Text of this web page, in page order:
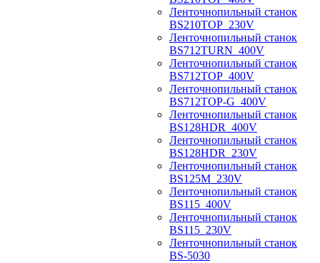
Ленточнопильный станок
BS210TOP_230V
Ленточнопильный станок
BS712TURN_400V
Ленточнопильный станок
BS712TOP_400V
Ленточнопильный станок
BS712TOP-G_400V
Ленточнопильный станок
BS128HDR_400V
Ленточнопильный станок
BS128HDR_230V
Ленточнопильный станок
BS125M_230V
Ленточнопильный станок
BS115_400V
Ленточнопильный станок
BS115_230V
Ленточнопильный станок
BS-5030